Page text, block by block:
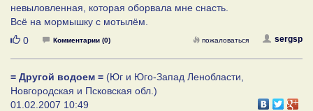
невыловленная, которая оборвала мне снасть.
Всё на мормышку с мотылём.
Нравится
0 Комментарии (0) sergsp
пожаловаться
= Другой водоем = (Юг и Юго-Запад Ленобласти,
Новгородская и Псковская обл.)
01.02.2007 10:49